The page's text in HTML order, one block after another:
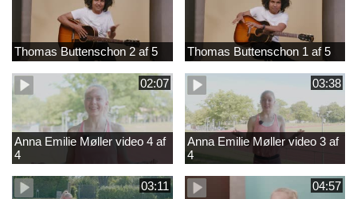
Thomas Buttenschon 2 af 5 Thomas Buttenschon 1 af 5
02:07
Anna Emilie Møller video 4 af
4
03:38
Anna Emilie Møller video 3 af
4
03:11 04:57